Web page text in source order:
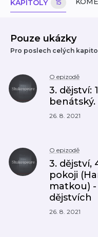
KAPITOLY 15
Pouze ukázky
Pro poslech celých
O epizodě
3. dějství:
benátský.
26. 8. 2021
O epizodě
3. dějství,
pokoji
matkou)
dějstvích
26. 8. 2021